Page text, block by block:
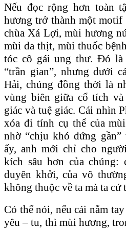
Nếu đọc rộng hơn toàn
hương trở thành một
chùa Xá Lợi, mùi hương
mùi da thịt, mùi thuốc
tóc cô gái ung thư. Đó là
“trần gian”, nhưng dưới
Hải, chúng đồng thời là
vùng biên giữa cổ tích
giác và tuệ giác. Cái nhìn
xóa đi tính cụ thể của
nhờ “chịu khó đứng
ấy, anh mới chỉ cho
kích sâu hơn của chúng:
duyên khởi, của vô
không thuộc về ta mà ta cứ
Có thể nói, nếu cái nắm
yêu – tu, thì mùi hương,